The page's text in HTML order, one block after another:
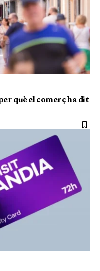
què el comerç ha dit